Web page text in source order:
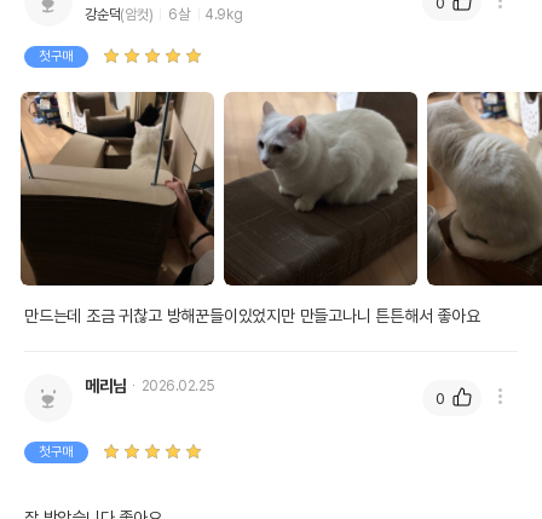
강순덕(암컷) 6살 4.9kg
첫구매
만드는데 조금 귀찮고 방해꾼들이있었지만 만들고나니 튼튼해서 좋아요
메리님 2026.02.25
첫구매
0